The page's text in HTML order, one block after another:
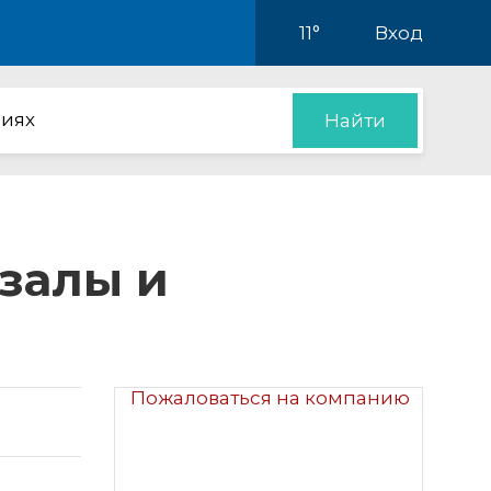
11° Вход
Найти
и
Пожаловаться на компанию